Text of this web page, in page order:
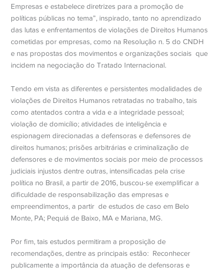
Empresas e estabelece diretrizes para a promoção de
políticas públicas no tema”, inspirado, tanto no aprendizado
das lutas e enfrentamentos de violações de Direitos Humanos
cometidas por empresas, como na Resolução n. 5 do CNDH
e nas propostas dos movimentos e organizações sociais que
incidem na negociação do Tratado Internacional.
Tendo em vista as diferentes e persistentes modalidades de
violações de Direitos Humanos retratadas no trabalho, tais
como atentados contra a vida e a integridade pessoal;
violação de domicílio; atividades de inteligência e
espionagem direcionadas a defensoras e defensores de
direitos humanos; prisões arbitrárias e criminalização de
defensores e de movimentos sociais por meio de processos
judiciais injustos dentre outras, intensificadas pela crise
política no Brasil, a partir de 2016, buscou-se exemplificar a
dificuldade de responsabilização das empresas e
empreendimentos, a partir de estudos de caso em Belo
Monte, PA; Pequiá de Baixo, MA e Mariana, MG.
Por fim, tais estudos permitiram a proposição de
recomendações, dentre as principais estão: Reconhecer
publicamente a importância da atuação de defensoras e